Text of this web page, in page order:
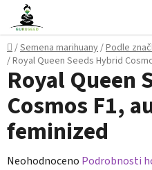
Přejít
obsah
Domů
/Semena marihuany/Podle
/Royal Queen Seeds Hybrid
Royal Queen
Cosmos F1,
feminized
Průměrné
Neohodnoceno Podrobnosti